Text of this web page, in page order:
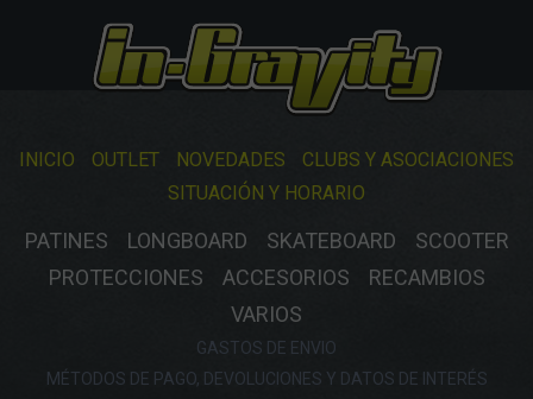
INICIO OUTLET NOVEDADES
CLUBS Y ASOCIACIONES
SITUACIÓN Y HORARIO
PATINES LONGBOARD SKATEBOARD
SCOOTER
PROTECCIONES
ACCESORIOS
RECAMBIOS
VARIOS
GASTOS DE ENVIO
MÉTODOS DE PAGO, DEVOLUCIONES Y DATOS DE INTERÉS